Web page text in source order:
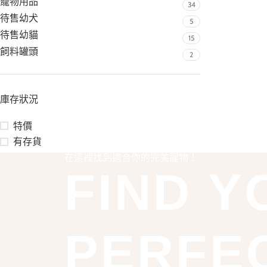
34
待售幼犬 5
待售幼貓 15
飼料罐頭 2
庫存狀況
特價
有存貨